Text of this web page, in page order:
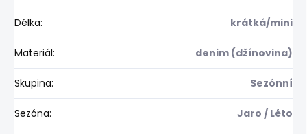
Délka: krátká/mini
Materiál: denim (džínovina)
Skupina: Sezónní
Sezóna: Jaro / Léto